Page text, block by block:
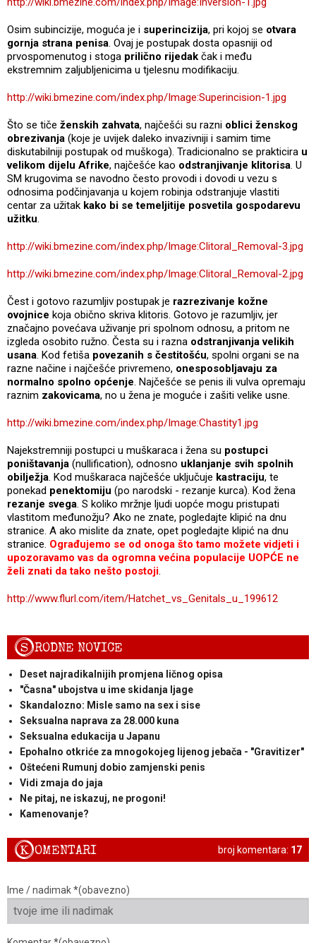
Osim subincizije, moguća je i superincizija, pri kojoj se otvara
gornja strana penisa. Ovaj je postupak dosta opasniji od
prvospomenutog i stoga prilično rijedak čak i među
ekstremnim zaljubljenicima u tjelesnu modifikaciju.
http://wiki.bmezine.com/index.php/Image:Superincision-1.jpg
Što se tiče ženskih zahvata, najčešći su razni oblici ženskog
obrezivanja (koje je uvijek daleko invazivniji i samim time
diskutabilniji postupak od muškoga). Tradicionalno se prakticira u
velikom dijelu Afrike, najčešće kao odstranjivanje klitorisa. U
SM krugovima se navodno često provodi i dovodi u vezu s
odnosima podčinjavanja u kojem robinja odstranjuje vlastiti
centar za užitak kako bi se temeljitije posvetila gospodarevu
užitku.
http://wiki.bmezine.com/index.php/Image:Clitoral_Removal-3.jpg
http://wiki.bmezine.com/index.php/Image:Clitoral_Removal-2.jpg
Čest i gotovo razumljiv postupak je razrezivanje kožne
ovojnice koja obično skriva klitoris. Gotovo je razumljiv, jer
značajno povećava uživanje pri spolnom odnosu, a pritom ne
izgleda osobito ružno. Česta su i razna odstranjivanja velikih
usana. Kod fetiša povezanih s čestitošću, spolni organi se na
razne načine i najčešće privremeno, onesposobljavaju za
normalno spolno općenje. Najčešće se penis ili vulva opremaju
raznim zakovicama, no u žena je moguće i zašiti velike usne.
http://wiki.bmezine.com/index.php/Image:Chastity1.jpg
Najekstremniji postupci u muškaraca i žena su postupci
poništavanja (nullification), odnosno uklanjanje svih spolnih
obilježja. Kod muškaraca najčešće uključuje kastraciju, te
ponekad penektomiju (po narodski - rezanje kurca). Kod žena
rezanje svega. S koliko mržnje ljudi uopće mogu pristupati
vlastitom međunožju? Ako ne znate, pogledajte klipić na dnu
stranice. A ako mislite da znate, opet pogledajte klipić na dnu
stranice. Ograđujemo se od onoga što tamo možete vidjeti i
upozoravamo vas da ogromna većina populacije UOPĆE ne
želi znati da tako nešto postoji.
http://www.flurl.com/item/Hatchet_vs_Genitals_u_199612
SRODNE NOVICE
Deset najradikalnijih promjena ličnog opisa
"Časna" ubojstva u ime skidanja ljage
Skandalozno: Misle samo na sex i sise
Seksualna naprava za 28.000 kuna
Seksualna edukacija u Japanu
Epohalno otkriće za mnogokojeg lijenog jebača - "Gravitizer"
Oštećeni Rumunj dobio zamjenski penis
Vidi zmaja do jaja
Ne pitaj, ne iskazuj, ne progoni!
Kamenovanje?
broj komentara: 17
KOMENTARI
Ime / nadimak *(obavezno)